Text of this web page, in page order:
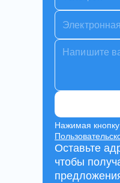
Нажимая
Оставьте
чтобы